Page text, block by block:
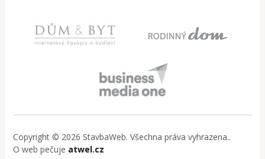
Copyright © 2026 StavbaWeb. Všechna práva vyhrazena..
O web pečuje atwel.cz